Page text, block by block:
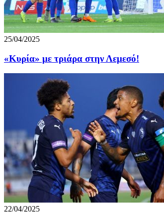
25/04/2025
«Κυρία» με τριάρα στην Λεμεσό!
22/04/2025